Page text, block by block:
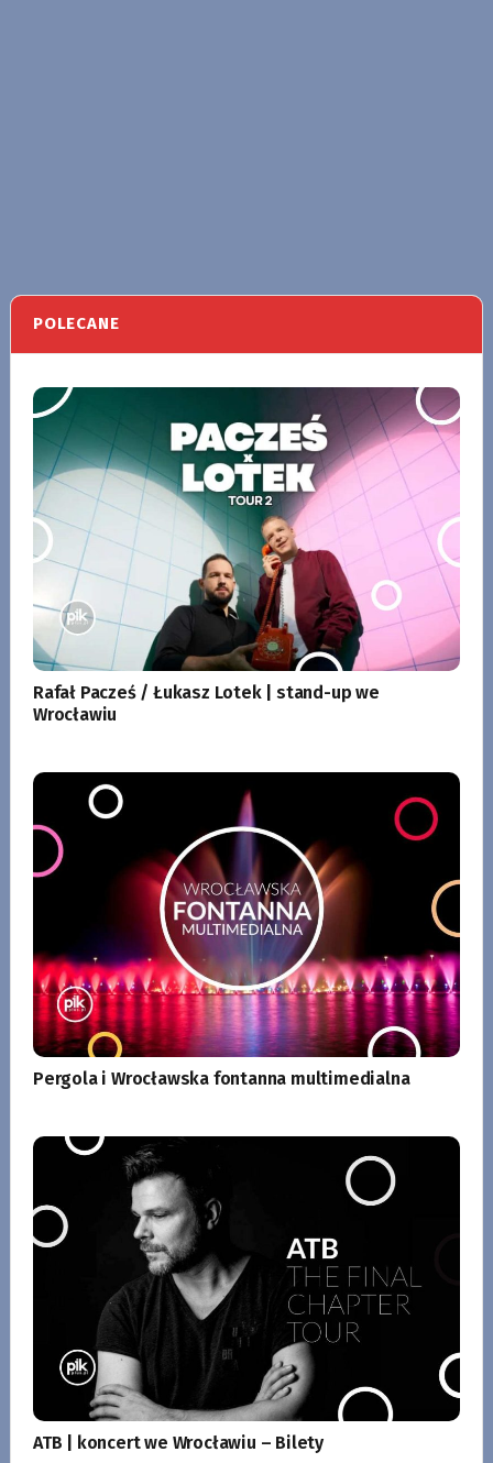
POLECANE
Rafał Pacześ / Łukasz Lotek | stand-up we
Wrocławiu
Pergola i Wrocławska fontanna multimedialna
ATB | koncert we Wrocławiu – Bilety